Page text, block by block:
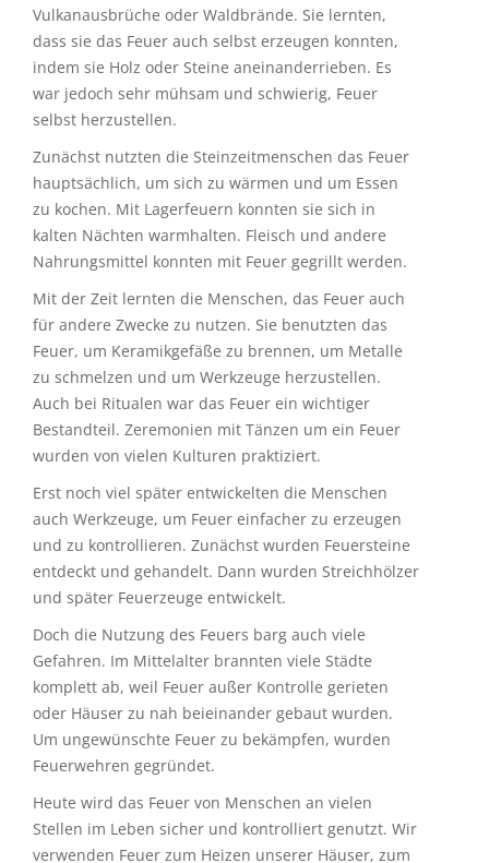
Vulkanausbrüche oder Waldbrände. Sie lernten,
dass sie das Feuer auch selbst erzeugen konnten,
indem sie Holz oder Steine aneinanderrieben. Es
war jedoch sehr mühsam und schwierig, Feuer
selbst herzustellen.
Zunächst nutzten die Steinzeitmenschen das Feuer
hauptsächlich, um sich zu wärmen und um Essen
zu kochen. Mit Lagerfeuern konnten sie sich in
kalten Nächten warmhalten. Fleisch und andere
Nahrungsmittel konnten mit Feuer gegrillt werden.
Mit der Zeit lernten die Menschen, das Feuer auch
für andere Zwecke zu nutzen. Sie benutzten das
Feuer, um Keramikgefäße zu brennen, um Metalle
zu schmelzen und um Werkzeuge herzustellen.
Auch bei Ritualen war das Feuer ein wichtiger
Bestandteil. Zeremonien mit Tänzen um ein Feuer
wurden von vielen Kulturen praktiziert.
Erst noch viel später entwickelten die Menschen
auch Werkzeuge, um Feuer einfacher zu erzeugen
und zu kontrollieren. Zunächst wurden Feuersteine
entdeckt und gehandelt. Dann wurden Streichhölzer
und später Feuerzeuge entwickelt.
Doch die Nutzung des Feuers barg auch viele
Gefahren. Im Mittelalter brannten viele Städte
komplett ab, weil Feuer außer Kontrolle gerieten
oder Häuser zu nah beieinander gebaut wurden.
Um ungewünschte Feuer zu bekämpfen, wurden
Feuerwehren gegründet.
Heute wird das Feuer von Menschen an vielen
Stellen im Leben sicher und kontrolliert genutzt. Wir
verwenden Feuer zum Heizen unserer Häuser, zum